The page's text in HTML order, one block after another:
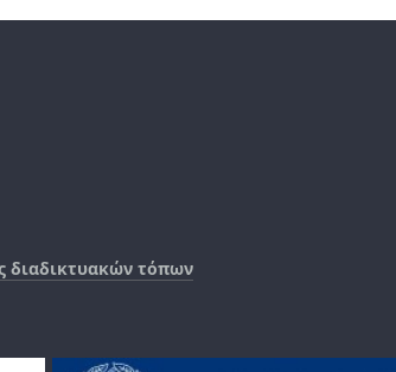
διαδικτυακών τόπων